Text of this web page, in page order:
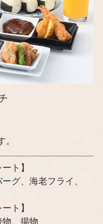
ト】
グ、海老フライ、
ト】
、揚物